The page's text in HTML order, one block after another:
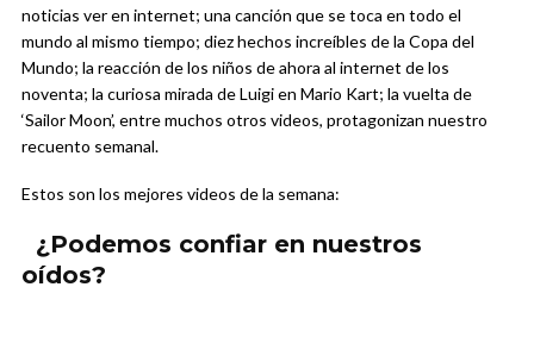
noticias ver en internet; una canción que se toca en todo el
mundo al mismo tiempo; diez hechos increíbles de la Copa del
Mundo; la reacción de los niños de ahora al internet de los
noventa; la curiosa mirada de Luigi en Mario Kart; la vuelta de
‘Sailor Moon’, entre muchos otros videos, protagonizan nuestro
recuento semanal.
Estos son los mejores videos de la semana:
¿Podemos confiar en nuestros
oídos?